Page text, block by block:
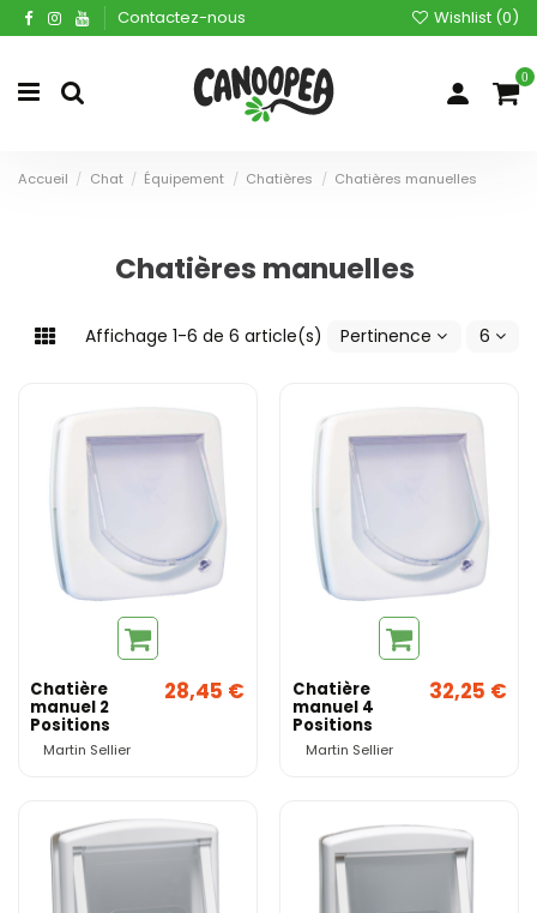
Contactez-nous Wishlist (0)
0
Accueil Chat Équipement Chatières Chatières manuelles
Chatières manuelles
Affichage 1-6 de 6 article(s) Pertinence 6
Chatière
manuel 2
Positions
Martin Sellier
28,45 € Chatière
manuel 4
Positions
Martin Sellier
32,25 €